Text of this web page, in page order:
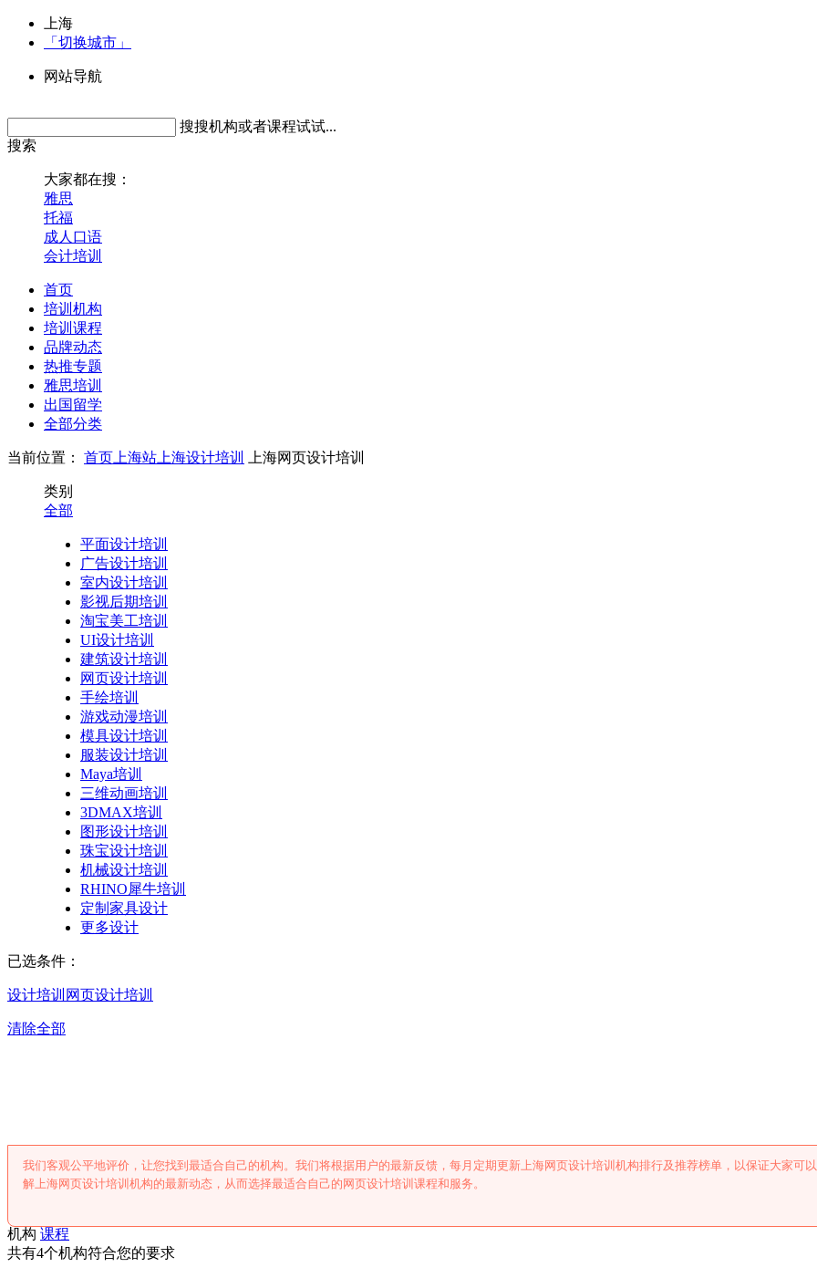
上海
「切换城市」
网站导航
搜搜机构或者课程试试...
搜索
大家都在搜：
雅思
托福
成人口语
会计培训
首页
培训机构
培训课程
品牌动态
热推专题
雅思培训
出国留学
全部分类
当前位置： 首页 上海站 上海设计培训 上海网页设计培训
类别
全部
平面设计培训
广告设计培训
室内设计培训
影视后期培训
淘宝美工培训
UI设计培训
建筑设计培训
网页设计培训
手绘培训
游戏动漫培训
模具设计培训
服装设计培训
Maya培训
三维动画培训
3DMAX培训
图形设计培训
珠宝设计培训
机械设计培训
RHINO犀牛培训
定制家具设计
更多设计
已选条件：
设计培训 网页设计培训
清除全部
我们客观公平地评价，让您找到最适合自己的机构。我们将根据用户的最新反馈，每月定期更新上海网页设计培训机构排行及推荐榜单，以保证大家可
解上海网页设计培训机构的最新动态，从而选择最适合自己的网页设计培训课程和服务。
机构 课程
共有4个机构符合您的要求